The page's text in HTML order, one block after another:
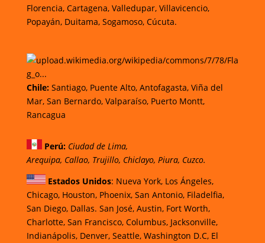
Florencia, Cartagena, Valledupar,Villavicencio,
Popayán, Duitama, Sogamoso, Cúcuta.
Chile: Santiago, Puente Alto, Antofagasta,Viña del
Mar, San Bernardo, Valparaíso, Puerto Montt,
Rancagua
Perú: Ciudad de Lima,
Arequipa, Callao, Trujillo, Chiclayo, Piura, Cuzco.
Estados Unidos: Nueva York, Los Ángeles,
Chicago, Houston, Phoenix, San Antonio, Filadelfia,
San Diego, Dallas. San José, Austin, Fort Worth,
Charlotte, San Francisco, Columbus, Jacksonville,
Indianápolis, Denver, Seattle, Washington D.C, El